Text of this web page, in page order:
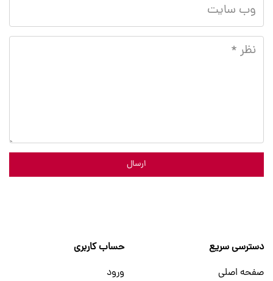
ارسال
دسترسی سریع
صفحه اصلی
حساب کاربری
ورود